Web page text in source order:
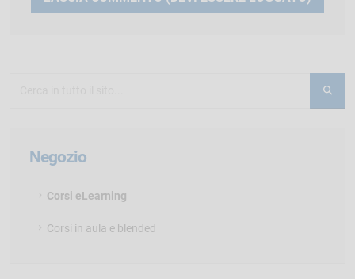
Negozio
Corsi eLearning
Corsi in aula e blended